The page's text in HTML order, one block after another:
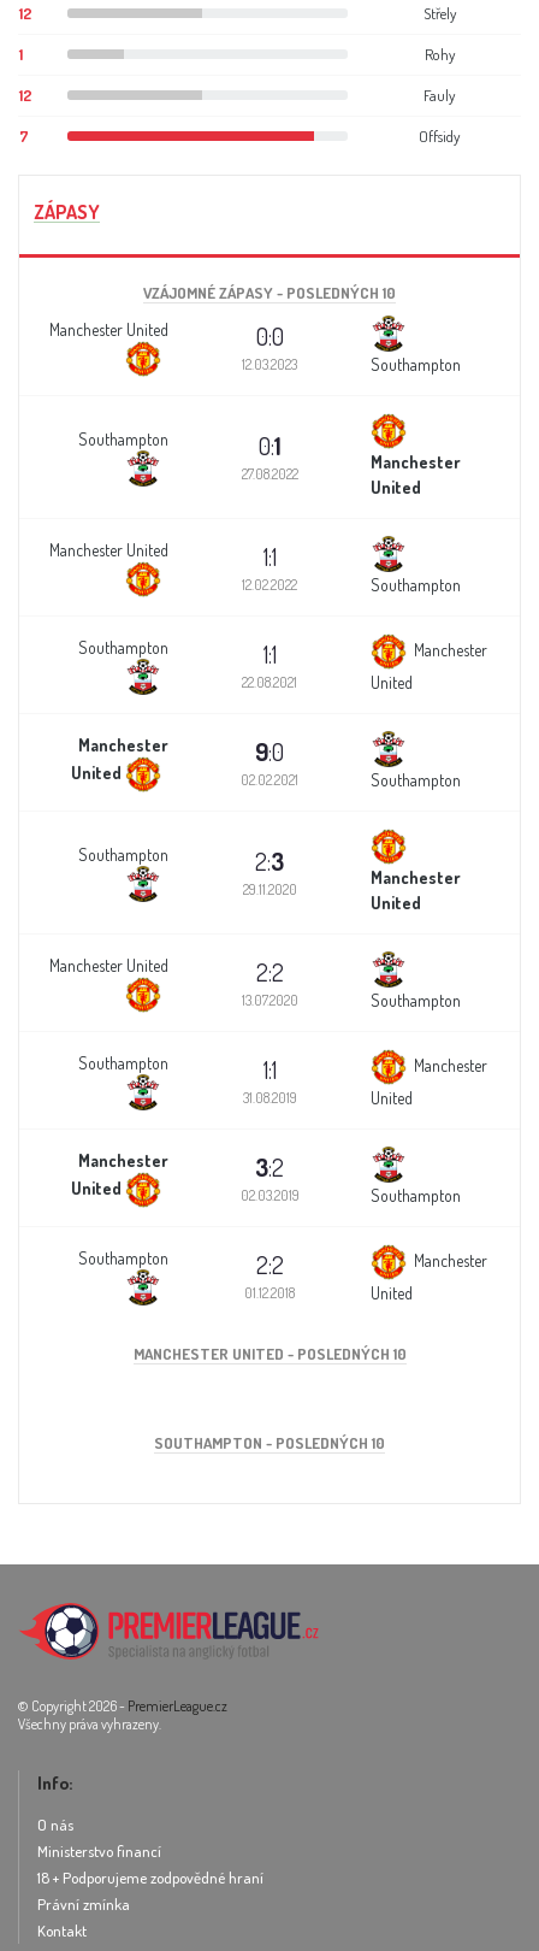
12 Střely
1 Rohy
12 Fauly
7 Offsidy
ZÁPASY
VZÁJOMNÉ ZÁPASY - POSLEDNÝCH 10
Manchester United 0:0
12.03.2023 Southampton
Southampton 0:1
27.08.2022
Manchester
United
Manchester United 1:1
12.02.2022 Southampton
Southampton 1:1
22.08.2021
Manchester
United
Manchester
United
9:0
02.02.2021 Southampton
Southampton 2:3
29.11.2020
Manchester
United
Manchester United 2:2
13.07.2020 Southampton
Southampton 1:1
31.08.2019
Manchester
United
Manchester
United
3:2
02.03.2019 Southampton
Southampton 2:2
01.12.2018
Manchester
United
MANCHESTER UNITED - POSLEDNÝCH 10
SOUTHAMPTON - POSLEDNÝCH 10
© Copyright 2026 - PremierLeague.cz
Všechny práva vyhrazeny.
Info:
O nás
Ministerstvo financí
18 + Podporujeme zodpovědné hraní
Právní zmínka
Kontakt